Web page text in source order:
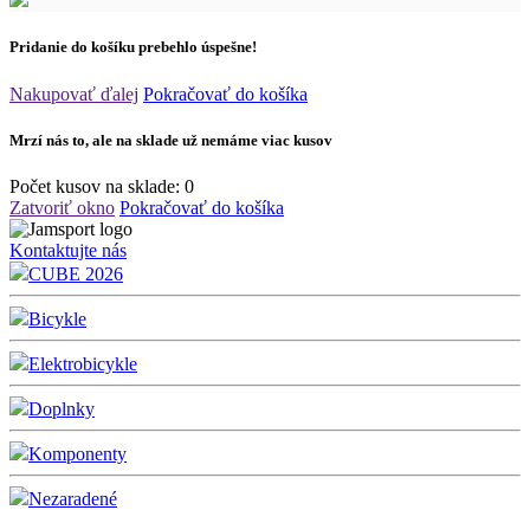
Pridanie do košíku prebehlo úspešne!
Nakupovať ďalej Pokračovať do košíka
Mrzí nás to, ale na sklade už nemáme viac kusov
Počet kusov na sklade: 0
Zatvoriť okno Pokračovať do košíka
Kontaktujte nás
CUBE 2026
Bicykle
Elektrobicykle
Doplnky
Komponenty
Nezaradené